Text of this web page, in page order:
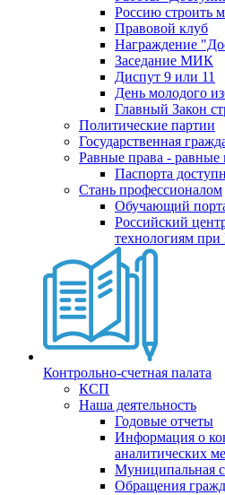
Россию строить
Правовой клуб
Награждение
Заседание МИК
Диспут 9 или 11
День молодого
Главный Закон
Политические партии
Государственная
Равные права - равные
Паспорта
Стань профессионалом
Обучающий
Российский
технологиям
Контрольно-счетная палата
КСП
Наша деятельность
Годовые отчеты
Информация о
аналитических
Муниципальная
Обращения